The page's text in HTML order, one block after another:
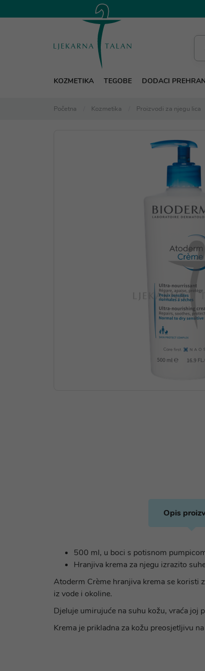
KOZMETIKA TEGOBE DODACI
Početna Kozmetika Proizvodi za njegu lica
Opis
500 ml, u boci s potisnom
Hranjiva krema za njegu izrazito
Atoderm Crème hranjiva krema se koristi
iz vode i okoline.
Djeluje umirujuće na suhu kožu, vraća joj
Krema je prikladna za kožu preosjetljivu